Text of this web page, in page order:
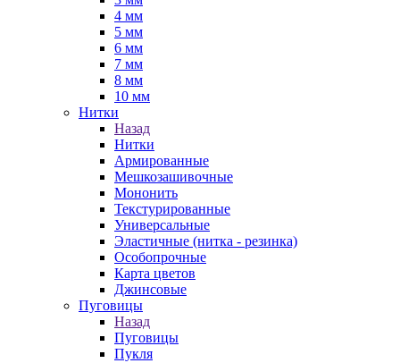
4 мм
5 мм
6 мм
7 мм
8 мм
10 мм
Нитки
Назад
Нитки
Армированные
Мешкозашивочные
Мононить
Текстурированные
Универсальные
Эластичные (нитка - резинка)
Особопрочные
Карта цветов
Джинсовые
Пуговицы
Назад
Пуговицы
Пукля